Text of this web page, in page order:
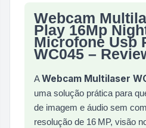
Análise do produto
Webcam
Play 16Mp
Microfone Usb
WC045 –
AWebcam Multilaser
uma solução prática para
de imagem e áudio sem
resolução de 16 MP, visão